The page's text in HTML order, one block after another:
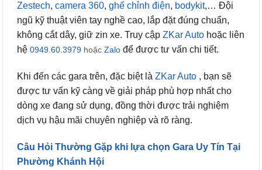
Zestech, camera 360, ghế chỉnh điện, bodykit,… Đội
ngũ kỹ thuật viên tay nghề cao, lắp đặt đúng chuẩn,
không cắt dây, giữ zin xe. Truy cập ZKar Auto hoặc liên
hệ 0949.60.3979 hoặc Zalo để được tư vấn chi tiết.
Khi đến các gara trên, đặc biệt là ZKar Auto , bạn sẽ
được tư vấn kỹ càng về giải pháp phù hợp nhất cho
dòng xe đang sử dụng, đồng thời được trải nghiệm
dịch vụ hậu mãi chuyên nghiệp và rõ ràng.
Câu Hỏi Thường Gặp khi lựa chọn Gara Uy Tín Tại
Phường Khánh Hội